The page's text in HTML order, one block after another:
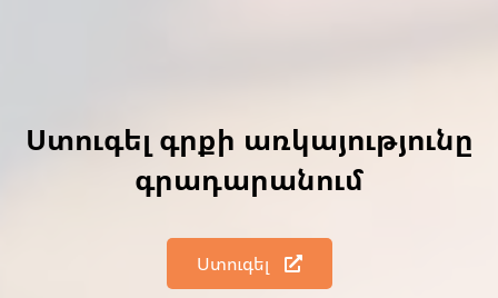
Ստուգել գրքի առկայությունը
գրադարանում
Ստուգել